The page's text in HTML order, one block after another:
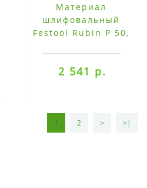
Материал
шлифовальный
Festool Rubin P 50,
2 541 р.
1 2 > >|